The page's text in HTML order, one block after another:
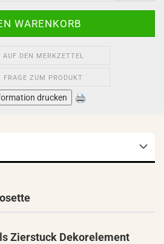
AUF DEN MERKZETTEL
FRAGE ZUM PRODUKT
drucken
Zierstuck Dekorelement